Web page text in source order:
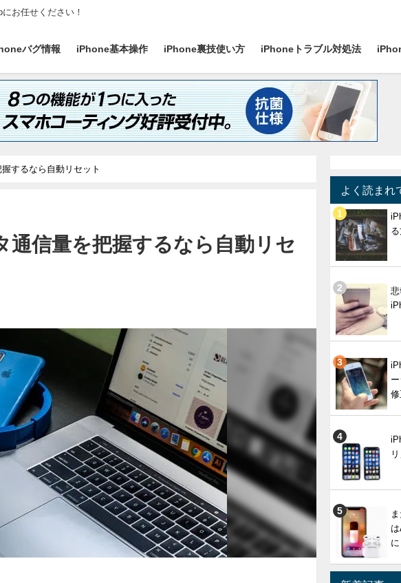
お任せください！
バグ情報 iPhone基本操作 iPhone裏技使い方 iPhoneトラブル対処法
するなら自動リセット
通信量を把握するなら自動リセ
よく読まれ
悲
修
に